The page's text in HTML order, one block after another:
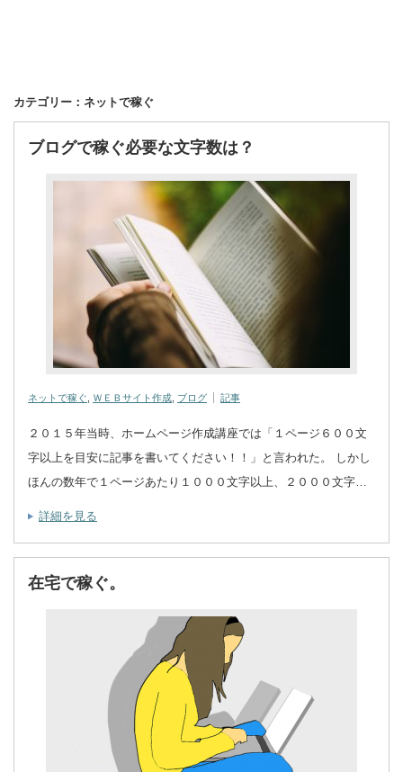
カテゴリー：ネットで稼ぐ
ブログで稼ぐ必要な文字数は？
ネットで稼ぐ, ＷＥＢサイト作成, ブログ 記事
２０１５年当時、ホームページ作成講座では「１ページ６００文
字以上を目安に記事を書いてください！！」と言われた。 しかし
ほんの数年で１ページあたり１０００文字以上、２０００文字…
詳細を見る
在宅で稼ぐ。